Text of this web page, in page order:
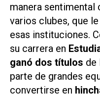
manera sentimental
varios clubes, que
esas instituciones.
su carrera en
ganó dos títulos de
parte de grandes
convertirse en